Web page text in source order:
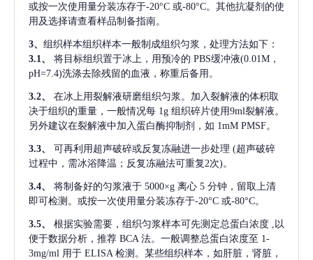
或按一次使用量分装冻存于-20°C 或-80°C。其他抗凝剂的使
用及选择请查看样品制备指南。
3、 组织样本组织样本一般制成组织匀浆，处理方法如下：
3.1、
将目标组织置于冰上，用预冷的 PBS缓冲液(0.01M，
pH=7.4)洗涤去除残留的血液，称重后备用。
3.2、
在冰上用裂解液研磨组织匀浆。加入裂解液的体积取
决于组织的重量，一般情况每 1g 组织碎片使用9ml裂解液。
另外建议在裂解液中加入蛋白酶抑制剂，如 1mM PMSF。
3.3、 可再利用超声破碎或反复冻融进一步处理 (超声破碎
过程中，需冰浴降温；反复冻融法可重复2次)。
3.4、 将制备好的匀浆液于 5000×g 离心 5 分钟，留取上清
即可检测。或按一次使用量分装冻存于-20°C 或-80°C。
3.5、 根据实验需要，组织匀浆样本可先测定总蛋白浓度 ,以
便于数据分析，推荐 BCA 法。一般调整总蛋白浓度至 1-
3mg/ml 用于 ELISA 检测。某些组织样本，如肝脏，肾脏，